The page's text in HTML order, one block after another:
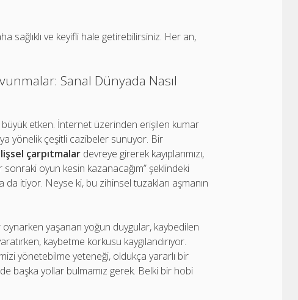
sağlıklı ve keyifli hale getirebilirsiniz. Her an,
Sanal Dünyada Nasıl
büyük etken. İnternet üzerinden erişilen kumar
yönelik çeşitli cazibeler sunuyor. Bir
çarpıtmalar devreye girerek kayıplarımızı,
oyun kesin kazanacağım” şeklindeki
itiyor. Neyse ki, bu zihinsel tuzakları aşmanın
yaşanan yoğun duygular, kaybedilen
kaybetme korkusu kaygılandırıyor.
yönetebilme yeteneği, oldukça yararlı bir
başka yollar bulmamız gerek. Belki bir hobi